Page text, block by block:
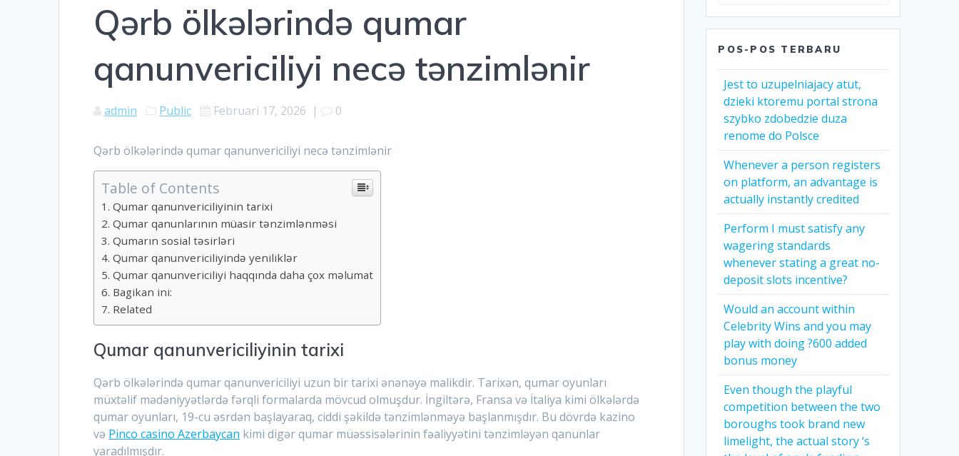
Qərb ölkələrində qumar
qanunvericiliyi necə tənzimlənir
admin Public Februari 17, 2026 | 0
Qərb ölkələrində qumar qanunvericiliyi necə tənzimlənir
Table of Contents
Qumar qanunvericiliyinin tarixi
Qumar qanunlarının müasir tənzimlənməsi
Qumarın sosial təsirləri
Qumar qanunvericiliyində yeniliklər
Qumar qanunvericiliyi haqqında daha çox məlumat
Bagikan ini:
Related
Qumar qanunvericiliyinin tarixi
Qərb ölkələrində qumar qanunvericiliyi uzun bir tarixi ənənəyə malikdir. Tarixən, qumar oyunları
müxtəlif mədəniyyətlərdə fərqli formalarda mövcud olmuşdur. İngiltərə, Fransa və İtaliya kimi ölkələrdə
qumar oyunları, 19-cu əsrdən başlayaraq, ciddi şəkildə tənzimlənməyə başlanmışdır. Bu dövrdə kazino
və Pinco casino Azerbaycan kimi digər qumar müəssisələrinin fəaliyyətini tənzimləyən qanunlar
yaradılmışdır.
POS-POS TERBARU
Jest to uzupelniajacy atut,
dzieki ktoremu portal strona
szybko zdobedzie duza
renome do Polsce
Whenever a person registers
on platform, an advantage is
actually instantly credited
Perform I must satisfy any
wagering standards
whenever stating a great no-
deposit slots incentive?
Would an account within
Celebrity Wins and you may
play with doing ?600 added
bonus money
Even though the playful
competition between the two
boroughs took brand new
limelight, the actual story ‘s